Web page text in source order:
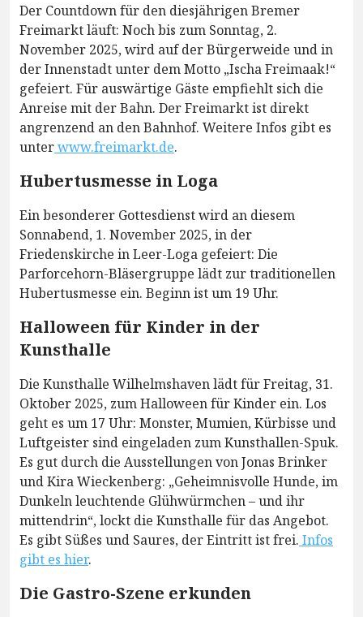
Der Countdown für den diesjährigen Bremer
Freimarkt läuft: Noch bis zum Sonntag, 2.
November 2025, wird auf der Bürgerweide und in
der Innenstadt unter dem Motto „Ischa Freimaak!“
gefeiert. Für auswärtige Gäste empfiehlt sich die
Anreise mit der Bahn. Der Freimarkt ist direkt
angrenzend an den Bahnhof. Weitere Infos gibt es
unterwww.freimarkt.de.
Hubertusmesse in Loga
Ein besonderer Gottesdienst wird an diesem
Sonnabend, 1. November 2025, in der
Friedenskirche in Leer-Loga gefeiert: Die
Parforcehorn-Bläsergruppe lädt zur traditionellen
Hubertusmesse ein. Beginn ist um 19 Uhr.
Halloween für Kinder in der
Kunsthalle
Die Kunsthalle Wilhelmshaven lädt für Freitag, 31.
Oktober 2025, zum Halloween für Kinder ein. Los
geht es um 17 Uhr: Monster, Mumien, Kürbisse und
Luftgeister sind eingeladen zum Kunsthallen-Spuk.
Es gut durch die Ausstellungen von Jonas Brinker
und Kira Wieckenberg: „Geheimnisvolle Hunde, im
Dunkeln leuchtende Glühwürmchen – und ihr
mittendrin“, lockt die Kunsthalle für das Angebot.
Es gibt Süßes und Saures, der Eintritt ist frei. Infos
gibt es hier.
Die Gastro-Szene erkunden